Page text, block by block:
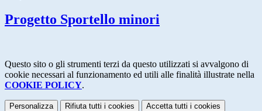
Progetto Sportello minori
Questo sito o gli strumenti terzi da questo utilizzati si avvalgono di
cookie necessari al funzionamento ed utili alle finalità illustrate nella
COOKIE POLICY.
Personalizza Rifiuta tutti i cookies Accetta tutti i cookies